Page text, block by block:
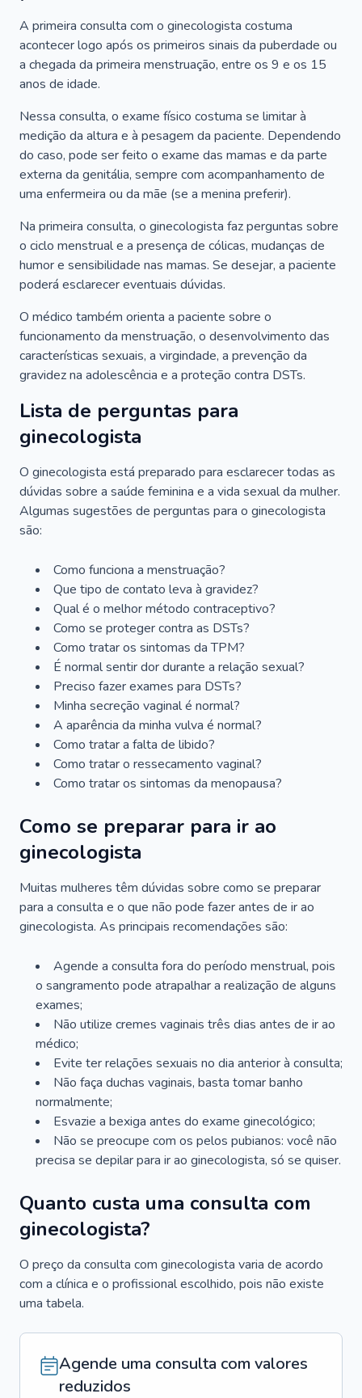
A primeira consulta com o ginecologista costuma
acontecer logo após os primeiros sinais da puberdade ou
a chegada da primeira menstruação, entre os 9 e os 15
anos de idade.
Nessa consulta, o exame físico costuma se limitar à
medição da altura e à pesagem da paciente. Dependendo
do caso, pode ser feito o exame das mamas e da parte
externa da genitália, sempre com acompanhamento de
uma enfermeira ou da mãe (se a menina preferir).
Na primeira consulta, o ginecologista faz perguntas sobre
o ciclo menstrual e a presença de cólicas, mudanças de
humor e sensibilidade nas mamas. Se desejar, a paciente
poderá esclarecer eventuais dúvidas.
O médico também orienta a paciente sobre o
funcionamento da menstruação, o desenvolvimento das
características sexuais, a virgindade, a prevenção da
gravidez na adolescência e a proteção contra DSTs.
Lista de perguntas para
ginecologista
O ginecologista está preparado para esclarecer todas as
dúvidas sobre a saúde feminina e a vida sexual da mulher.
Algumas sugestões de perguntas para o ginecologista
são:
Como funciona a menstruação?
Que tipo de contato leva à gravidez?
Qual é o melhor método contraceptivo?
Como se proteger contra as DSTs?
Como tratar os sintomas da TPM?
É normal sentir dor durante a relação sexual?
Preciso fazer exames para DSTs?
Minha secreção vaginal é normal?
A aparência da minha vulva é normal?
Como tratar a falta de libido?
Como tratar o ressecamento vaginal?
Como tratar os sintomas da menopausa?
Como se preparar para ir ao
ginecologista
Muitas mulheres têm dúvidas sobre como se preparar
para a consulta e o que não pode fazer antes de ir ao
ginecologista. As principais recomendações são:
Agende a consulta fora do período menstrual, pois
o sangramento pode atrapalhar a realização de alguns
exames;
Não utilize cremes vaginais três dias antes de ir ao
médico;
Evite ter relações sexuais no dia anterior à consulta;
Não faça duchas vaginais, basta tomar banho
normalmente;
Esvazie a bexiga antes do exame ginecológico;
Não se preocupe com os pelos pubianos: você não
precisa se depilar para ir ao ginecologista, só se quiser.
Quanto custa uma consulta com
ginecologista?
O preço da consulta com ginecologista varia de acordo
com a clínica e o profissional escolhido, pois não existe
uma tabela.
Agende uma consulta com valores
reduzidos